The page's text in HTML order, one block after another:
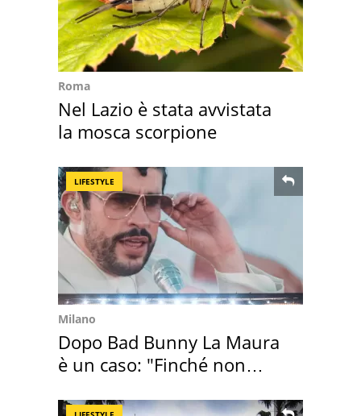
Roma
Nel Lazio è stata avvistata
la mosca scorpione
LIFESTYLE
Milano
Dopo Bad Bunny La Maura
è un caso: "Finché non